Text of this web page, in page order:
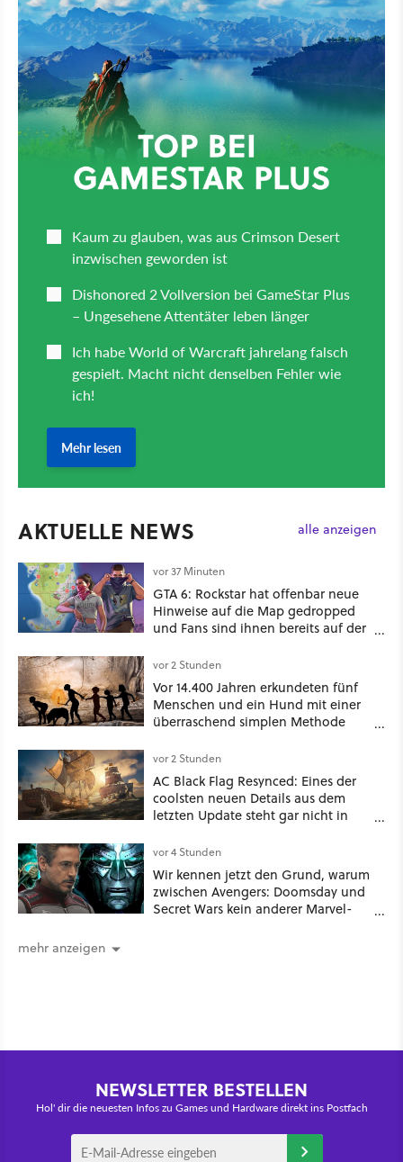
AKTUELLE NEWS alle anzeigen
vor 37 Minuten
GTA 6: Rockstar hat offenbar neue
Hinweise auf die Map gedropped
und Fans sind ihnen bereits auf der
vor 2 Stunden
Vor 14.400 Jahren erkundeten fünf
Menschen und ein Hund mit einer
überraschend simplen Methode
Spuren für die Ewigkeit
vor 2 Stunden
AC Black Flag Resynced: Eines der
coolsten neuen Details aus dem
letzten Update steht gar nicht in
vor 4 Stunden
Wir kennen jetzt den Grund, warum
zwischen Avengers: Doomsday und
Secret Wars kein anderer Marvel-
mehr anzeigen
NEWSLETTER BESTELLEN
Hol' dir die neuesten Infos zu Games und Hardware direkt ins Postfach